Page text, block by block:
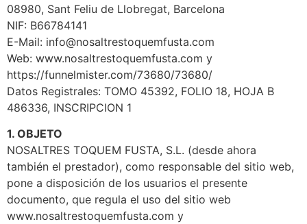
08980, Sant Feliu de Llobregat, Barcelona
NIF: B66784141
E-Mail: info@nosaltrestoquemfusta.com
Web: www.nosaltrestoquemfusta.com y
https://funnelmister.com/73680/73680/
Datos Registrales: TOMO 45392, FOLIO 18, HOJA B
486336, INSCRIPCION 1
1. OBJETO
NOSALTRES TOQUEM FUSTA, S.L. (desde ahora
también el prestador), como responsable del sitio web,
pone a disposición de los usuarios el presente
documento, que regula el uso del sitio web
www.nosaltrestoquemfusta.com y